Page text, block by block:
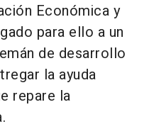
Económica y
para ello a un
de desarrollo
la ayuda
repare la